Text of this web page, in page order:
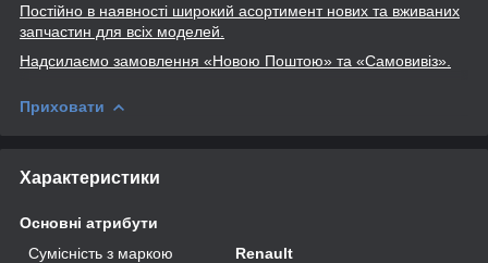
Постійно в наявності широкий асортимент нових та вживаних
запчастин для всіх моделей.
Надсилаємо замовлення «Новою Поштою» та «Самовивіз».
Приховати
Характеристики
Основні атрибути
Сумісність з маркою
Renault